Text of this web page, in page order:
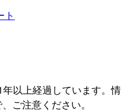
ト
以上経過しています。情
ご注意ください。